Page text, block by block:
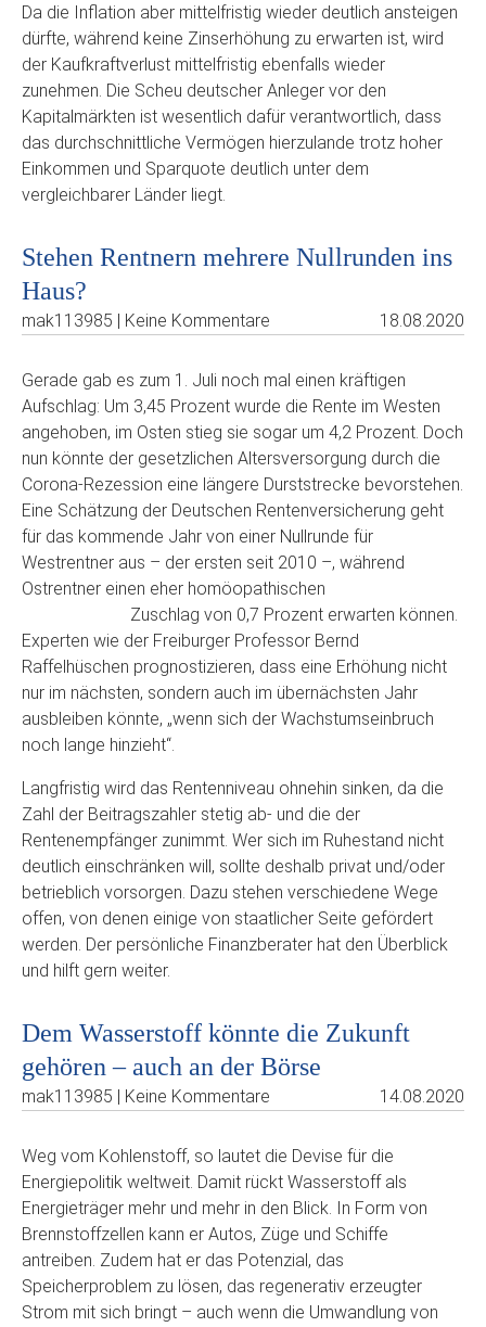
Da die Inflation aber mittelfristig wieder deutlich ansteigen
dürfte, während keine Zinserhöhung zu erwarten ist, wird
der Kaufkraftverlust mittelfristig ebenfalls wieder
zunehmen. Die Scheu deutscher Anleger vor den
Kapitalmärkten ist wesentlich dafür verantwortlich, dass
das durchschnittliche Vermögen hierzulande trotz hoher
Einkommen und Sparquote deutlich unter dem
vergleichbarer Länder liegt.
Stehen Rentnern mehrere Nullrunden ins
Haus?
mak113985 | Keine Kommentare 18.08.2020
Gerade gab es zum 1. Juli noch mal einen kräftigen
Aufschlag: Um 3,45 Prozent wurde die Rente im Westen
angehoben, im Osten stieg sie sogar um 4,2 Prozent. Doch
nun könnte der gesetzlichen Altersversorgung durch die
Corona-Rezession eine längere Durststrecke bevorstehen.
Eine Schätzung der Deutschen Rentenversicherung geht
für das kommende Jahr von einer Nullrunde für
Westrentner aus – der ersten seit 2010 –, während
Ostrentner einen eher homöopathischen
Zuschlag von 0,7 Prozent erwarten können.
Experten wie der Freiburger Professor Bernd
Raffelhüschen prognostizieren, dass eine Erhöhung nicht
nur im nächsten, sondern auch im übernächsten Jahr
ausbleiben könnte, „wenn sich der Wachstumseinbruch
noch lange hinzieht“.
Langfristig wird das Rentenniveau ohnehin sinken, da die
Zahl der Beitragszahler stetig ab- und die der
Rentenempfänger zunimmt. Wer sich im Ruhestand nicht
deutlich einschränken will, sollte deshalb privat und/oder
betrieblich vorsorgen. Dazu stehen verschiedene Wege
offen, von denen einige von staatlicher Seite gefördert
werden. Der persönliche Finanzberater hat den Überblick
und hilft gern weiter.
Dem Wasserstoff könnte die Zukunft
gehören – auch an der Börse
mak113985 | Keine Kommentare 14.08.2020
Weg vom Kohlenstoff, so lautet die Devise für die
Energiepolitik weltweit. Damit rückt Wasserstoff als
Energieträger mehr und mehr in den Blick. In Form von
Brennstoffzellen kann er Autos, Züge und Schiffe
antreiben. Zudem hat er das Potenzial, das
Speicherproblem zu lösen, das regenerativ erzeugter
Strom mit sich bringt – auch wenn die Umwandlung von